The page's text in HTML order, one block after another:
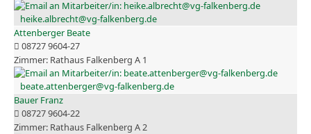
heike.albrecht@vg-falkenberg.de
Attenberger Beate
08727 9604-27
Rathaus Falkenberg A 1
beate.attenberger@vg-falkenberg.de
Bauer Franz
08727 9604-22
Rathaus Falkenberg A 2